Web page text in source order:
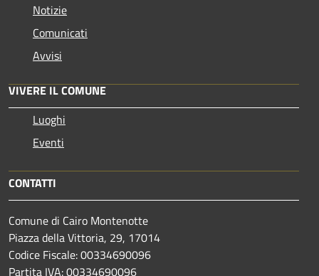
Notizie
Comunicati
Avvisi
VIVERE IL COMUNE
Luoghi
Eventi
CONTATTI
Comune di Cairo Montenotte
Piazza della Vittoria, 29, 17014
Codice Fiscale: 00334690096
Partita IVA: 00334690096